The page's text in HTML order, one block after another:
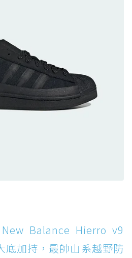
PUMA Voyage NITRO™ 4
中底注入，回彈與防滑兼具的
Cloudhorizon 2 WP：腳
的防水輕越野鞋
靴登場，經典八孔加上全防
SKECHERS BADGER
一踩即穿懶人神器！搭載固特
底健走鞋
Balance Hierro v9
底加持，最帥山系越野防